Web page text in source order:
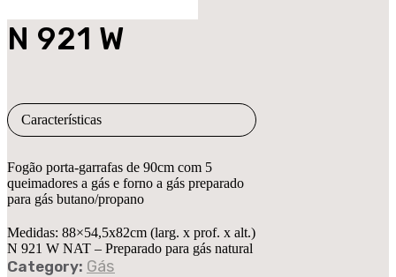
N 921 W
Características
Fogão porta-garrafas de 90cm com 5
queimadores a gás e forno a gás preparado
para gás butano/propano
Medidas: 88×54,5x82cm (larg. x prof. x alt.)
N 921 W NAT – Preparado para gás natural
Category: Gás